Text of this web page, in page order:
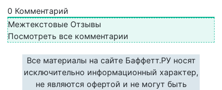
0 Комментарий
Межтекстовые Отзывы
Посмотреть все комментарии
Все материалы на сайте Баффетт.РУ носят
исключительно информационный характер,
не являются офертой и не могут быть